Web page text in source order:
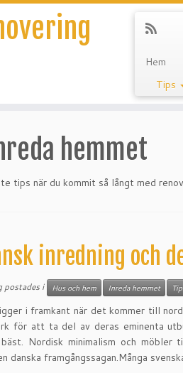
Hem
Tips
hemmet
tips när du kommit så långt med
inredning och
postades i Hus och hem Inreda hemmet
i framkant när det kommer till
för att ta del av deras eminenta
Nordisk minimalism och möbler
danska framgångssagan.Många